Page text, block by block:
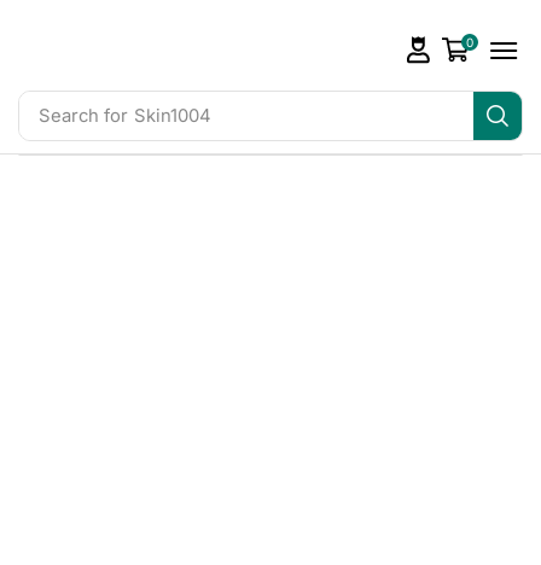
Search for Skin1004
0